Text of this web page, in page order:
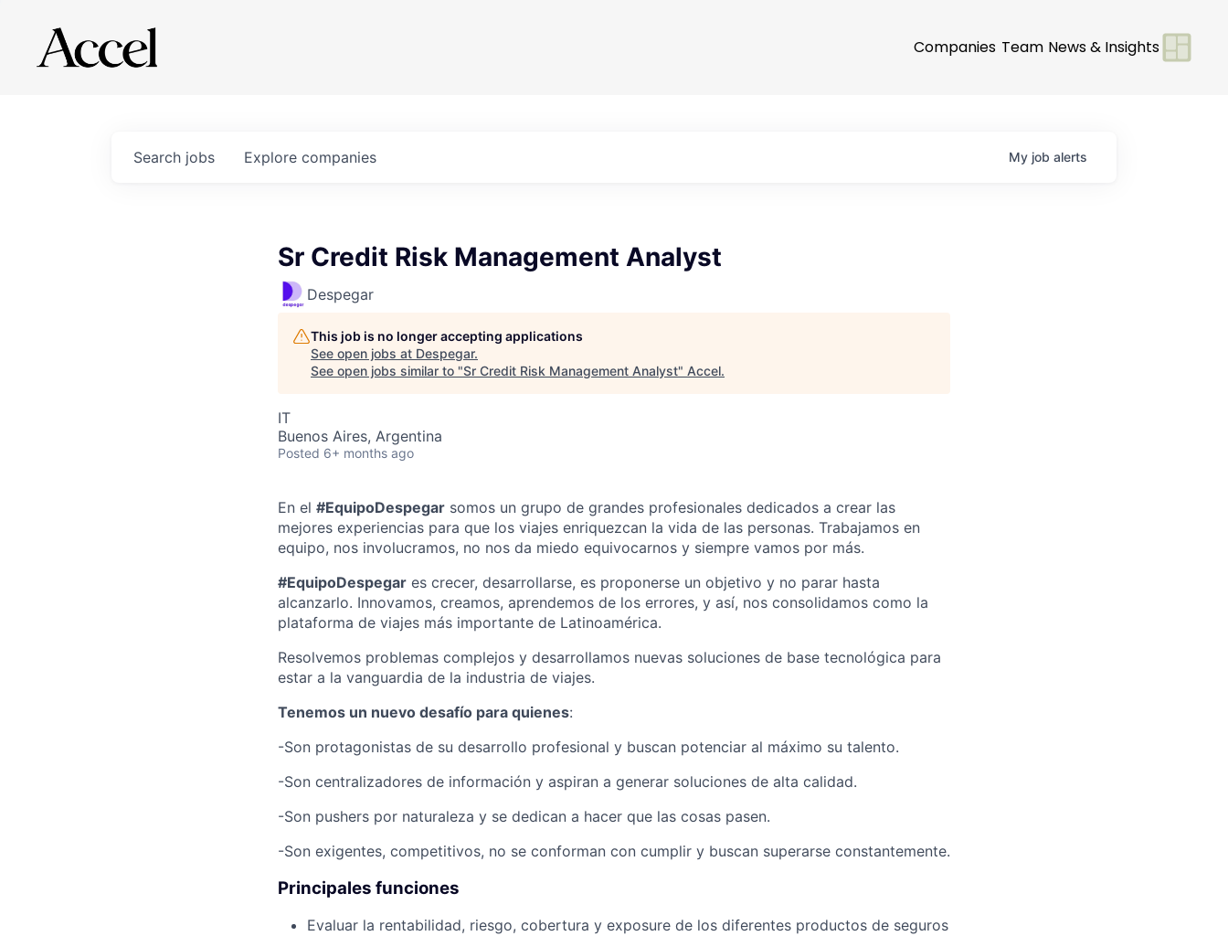
Companies Team News & Insights
Search jobs Explore companies My job alerts
Sr Credit Risk Management Analyst
Despegar
This job is no longer accepting applications
See open jobs at Despegar.
See open jobs similar to "Sr Credit Risk Management Analyst" Accel.
IT
Buenos Aires, Argentina
Posted 6+ months ago
En el #EquipoDespegar somos un grupo de grandes profesionales dedicados a crear las
mejores experiencias para que los viajes enriquezcan la vida de las personas. Trabajamos en
equipo, nos involucramos, no nos da miedo equivocarnos y siempre vamos por más.
#EquipoDespegar es crecer, desarrollarse, es proponerse un objetivo y no parar hasta
alcanzarlo. Innovamos, creamos, aprendemos de los errores, y así, nos consolidamos como la
plataforma de viajes más importante de Latinoamérica.
Resolvemos problemas complejos y desarrollamos nuevas soluciones de base tecnológica para
estar a la vanguardia de la industria de viajes.
Tenemos un nuevo desafío para quienes:
-Son protagonistas de su desarrollo profesional y buscan potenciar al máximo su talento.
-Son centralizadores de información y aspiran a generar soluciones de alta calidad.
-Son pushers por naturaleza y se dedican a hacer que las cosas pasen.
-Son exigentes, competitivos, no se conforman con cumplir y buscan superarse constantemente.
Principales funciones
Evaluar la rentabilidad, riesgo, cobertura y exposure de los diferentes productos de seguros